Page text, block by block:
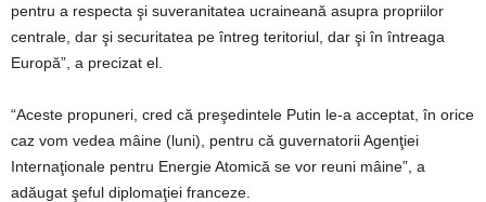
pentru a respecta şi suveranitatea ucraineană asupra propriilor
centrale, dar şi securitatea pe întreg teritoriul, dar şi în întreaga
Europă”, a precizat el.
“Aceste propuneri, cred că preşedintele Putin le-a acceptat, în orice
caz vom vedea mâine (luni), pentru că guvernatorii Agenţiei
Internaţionale pentru Energie Atomică se vor reuni mâine”, a
adăugat şeful diplomaţiei franceze.